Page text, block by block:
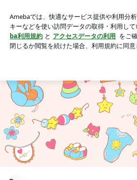
アプリをダウンロードして ブログの更新通知
ょう。